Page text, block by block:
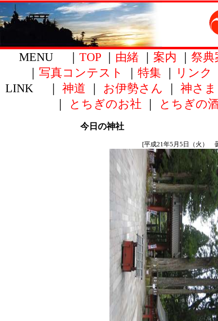
MENU ｜ TOP｜ 由緒 案内
祭典
写真コンテスト 特集 リンク
LINK ｜ 神道 お伊勢さん 神さま
とちぎのお社 とちぎの
今日の神社
[平成21年5月5日（火）